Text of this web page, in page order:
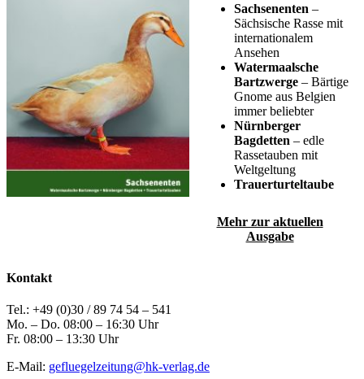
Sachsenenten –
Sächsische Rasse mit
internationalem
Ansehen
Watermaalsche
Bartzwerge – Bärtige
Gnome aus Belgien
immer beliebter
Nürnberger
Bagdetten – edle
Rassetauben mit
Weltgeltung
Trauerturteltaube
Mehr zur aktuellen
Ausgabe
Kontakt
Tel.: +49 (0)30 / 89 74 54 – 541
Mo. – Do. 08:00 – 16:30 Uhr
Fr. 08:00 – 13:30 Uhr
E-Mail: gefluegelzeitung@hk-verlag.de